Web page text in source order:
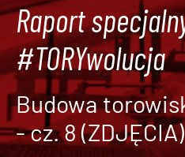
Raport
#TORYwolucja
Budowa
- cz. 8 (ZDJĘCIA)